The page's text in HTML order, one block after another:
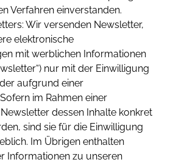
Verfahren einverstanden.
Wir versenden Newsletter,
elektronische
mit werblichen Informationen
nur mit der Einwilligung
aufgrund einer
im Rahmen einer
dessen Inhalte konkret
sind sie für die Einwilligung
Im Übrigen enthalten
Informationen zu unseren